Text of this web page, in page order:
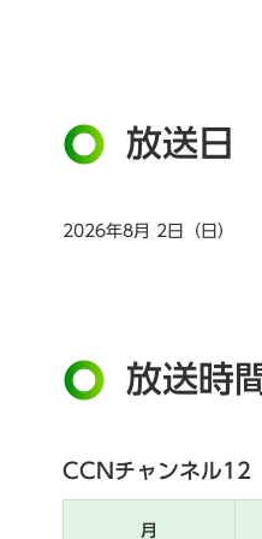
放送日
2026年8月 2日（日）
放送時
CCNチャンネル12
月